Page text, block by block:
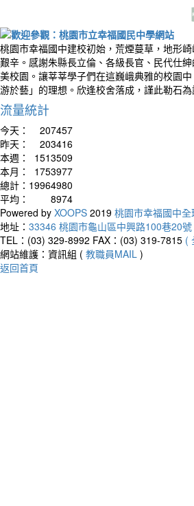
桃園市幸福國中建校初始，荒煙蔓草，地形
艱辛。感謝朱縣長立倫、各級長官、民代仕
美校園。讓莘莘學子們在這巍峨典雅的校園
游於藝」的理想。欣逢校舍落成，謹此勒石為
流量統計
今天：
207457
昨天：
203416
本週：
1513509
本月：
1753977
總計： 19964980
平均：
8974
Powered by XOOPS 2019 桃園市幸福國中
地址： 33346 桃園市龜山區中興路100巷20
TEL：(03) 329-8992 FAX：(03) 319-7815 (
網站維護：資訊組 ( 教職員MAIL )
返回首頁